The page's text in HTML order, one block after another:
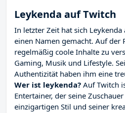
Leykenda auf Twitch
In letzter Zeit hat sich Leykenda
einen Namen gemacht. Auf der
regelmäßig coole Inhalte zu
Gaming, Musik und Lifestyle.
Authentizität haben ihm eine
Wer ist leykenda? Auf Twitch
Entertainer, der seine
einzigartigen Stil und seiner